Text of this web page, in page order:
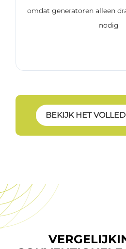
omdat generatoren alleen
nodig
BEKIJK HET